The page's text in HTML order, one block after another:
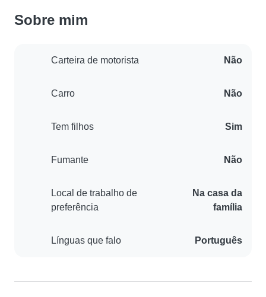
Sobre mim
Carteira de motorista Não
Carro Não
Tem filhos Sim
Fumante Não
Local de trabalho de
preferência
Na casa da
família
Línguas que falo Português